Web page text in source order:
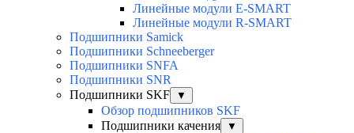
Линейные модули E-SMART
Линейные модули R-SMART
Подшипники Samick
Подшипники Schneeberger
Подшипники SNFA
Подшипники SNR
Подшипники SKF
▼
Обзор подшипников SKF
Подшипники качения
▼